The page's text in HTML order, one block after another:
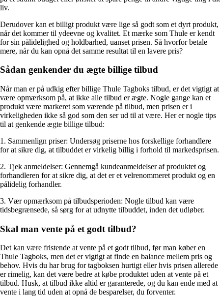
liv.
Derudover kan et billigt produkt være lige så godt som et dyrt produkt,
når det kommer til ydeevne og kvalitet. Et mærke som Thule er kendt
for sin pålidelighed og holdbarhed, uanset prisen. Så hvorfor betale
mere, når du kan opnå det samme resultat til en lavere pris?
Sådan genkender du ægte billige tilbud
Når man er på udkig efter billige Thule Tagboks tilbud, er det vigtigt at
være opmærksom på, at ikke alle tilbud er ægte. Nogle gange kan et
produkt være markeret som værende på tilbud, men prisen er i
virkeligheden ikke så god som den ser ud til at være. Her er nogle tips
til at genkende ægte billige tilbud:
1. Sammenlign priser: Undersøg priserne hos forskellige forhandlere
for at sikre dig, at tilbuddet er virkelig billig i forhold til markedsprisen.
2. Tjek anmeldelser: Gennemgå kundeanmeldelser af produktet og
forhandleren for at sikre dig, at det er et velrenommeret produkt og en
pålidelig forhandler.
3. Vær opmærksom på tilbudsperioden: Nogle tilbud kan være
tidsbegrænsede, så sørg for at udnytte tilbuddet, inden det udløber.
Skal man vente på et godt tilbud?
Det kan være fristende at vente på et godt tilbud, før man køber en
Thule Tagboks, men det er vigtigt at finde en balance mellem pris og
behov. Hvis du har brug for tagboksen hurtigt eller hvis prisen allerede
er rimelig, kan det være bedre at købe produktet uden at vente på et
tilbud. Husk, at tilbud ikke altid er garanterede, og du kan ende med at
vente i lang tid uden at opnå de besparelser, du forventer.